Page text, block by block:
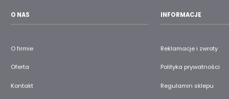
O NAS
O firmie
Oferta
Kontakt
INFORMACJE
Reklamacje i zwroty
Polityka prywatności
Regulamin sklepu